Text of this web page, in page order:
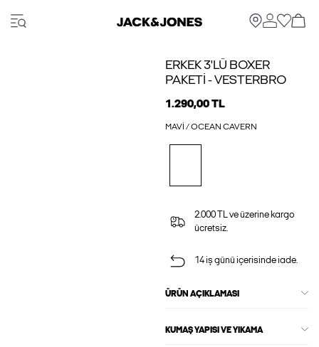
ERKEK 3'LÜ BOXER
PAKETI - VESTERBRO
1.290,00 TL
MAVI / OCEAN CAVERN
2.000 TL ve üzerine kargo
ücretsiz.
14 iş günü içerisinde iade.
ÜRÜN AÇIKLAMASI
KUMAŞ YAPISI VE YIKAMA